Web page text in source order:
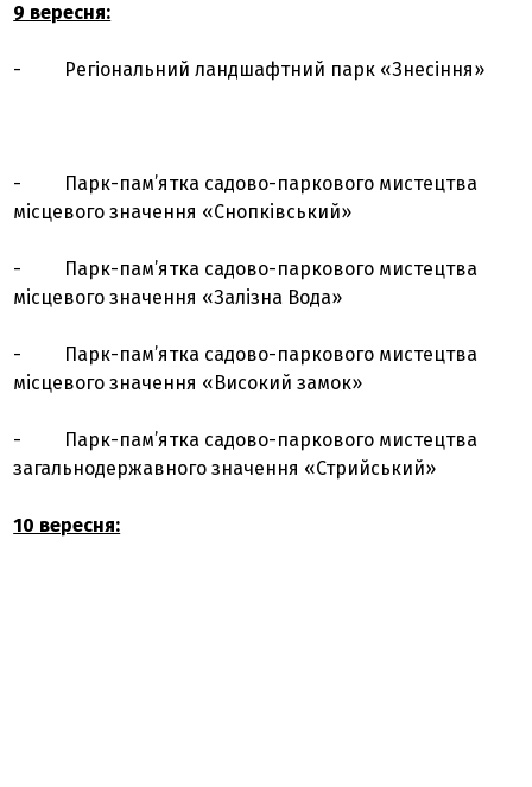
9 вересня:
- Регіональний ландшафтний парк «Знесіння»
- Парк-пам’ятка садово-паркового мистецтва
місцевого значення «Снопківський»
- Парк-пам’ятка садово-паркового мистецтва
місцевого значення «Залізна Вода»
- Парк-пам’ятка садово-паркового мистецтва
місцевого значення «Високий замок»
- Парк-пам’ятка садово-паркового мистецтва
загальнодержавного значення «Стрийський»
10 вересня: